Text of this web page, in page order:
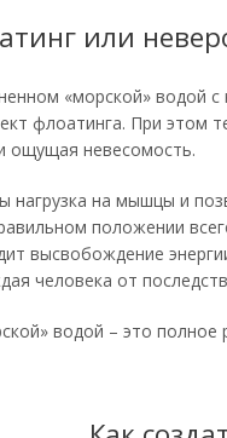
или
«морской» водой
флоатинга. При этом
ощущая невесомость.
на мышцы и
положении
высвобождение
человека от
водой – это